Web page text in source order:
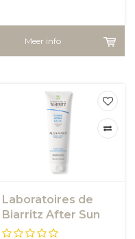
Meer info
Laboratoires de
Biarritz After Sun
Fluid